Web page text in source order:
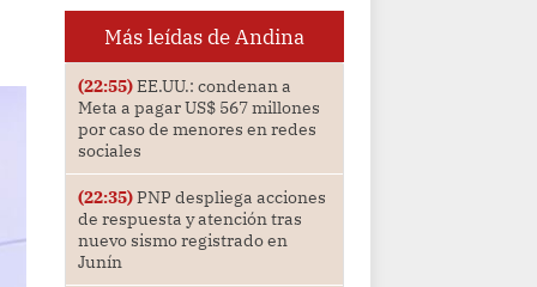
Más leídas de Andina
(22:55)EE.UU.: condenan a
Meta a pagar US$ 567 millones
por caso de menores en redes
sociales
(22:35)PNP despliega acciones
de respuesta y atención tras
nuevo sismo registrado en
Junín